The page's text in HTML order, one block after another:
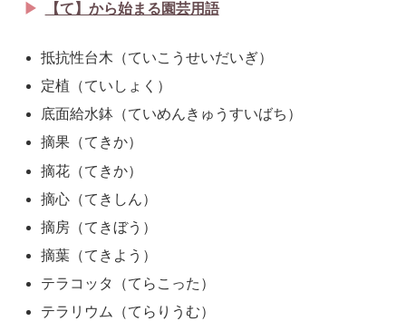
【て】から始まる園芸用語
抵抗性台木（ていこうせいだいぎ）
定植（ていしょく）
底面給水鉢（ていめんきゅうすいばち）
摘果（てきか）
摘花（てきか）
摘心（てきしん）
摘房（てきぼう）
摘葉（てきよう）
テラコッタ（てらこった）
テラリウム（てらりうむ）